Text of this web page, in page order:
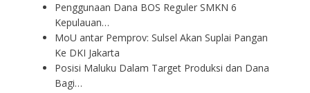
Penggunaan Dana BOS Reguler SMKN 6
Kepulauan…
MoU antar Pemprov: Sulsel Akan Suplai Pangan
Ke DKI Jakarta
Posisi Maluku Dalam Target Produksi dan Dana
Bagi…